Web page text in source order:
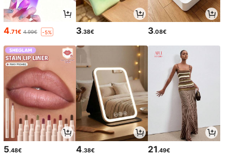
4.71€ 4.99€ -5% 3.38€ 3.08€
5.48€ 4.38€ 21.49€